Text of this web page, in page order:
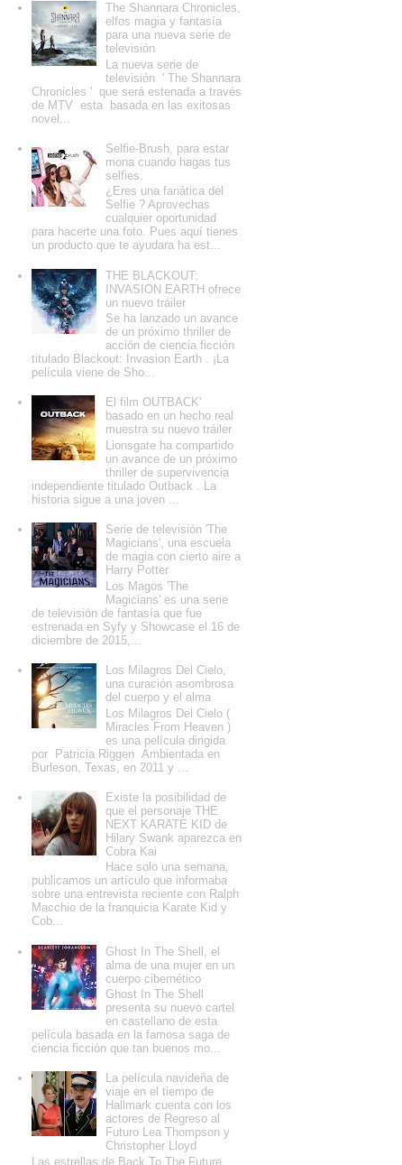
The Shannara Chronicles,
elfos magia y fantasía
para una nueva serie de
televisión
La nueva serie de
televisión ' The Shannara
Chronicles ' que será estenada a través
de MTV esta basada en las exitosas
novel...
Selfie-Brush, para estar
mona cuando hagas tus
selfies.
¿Eres una fanática del
Selfie ? Aprovechas
cualquier oportunidad
para hacerte una foto. Pues aquí tienes
un producto que te ayudara ha est...
THE BLACKOUT:
INVASION EARTH ofrece
un nuevo tráiler
Se ha lanzado un avance
de un próximo thriller de
acción de ciencia ficción
titulado Blackout: Invasion Earth . ¡La
película viene de Sho...
El film OUTBACK'
basado en un hecho real
muestra su nuevo tráiler
Lionsgate ha compartido
un avance de un próximo
thriller de supervivencia
independiente titulado Outback . La
historia sigue a una joven ...
Serie de televisión 'The
Magicians', una escuela
de magia con cierto aire a
Harry Potter
Los Magos 'The
Magicians' es una serie
de televisión de fantasía que fue
estrenada en Syfy y Showcase el 16 de
diciembre de 2015,...
Los Milagros Del Cielo,
una curación asombrosa
del cuerpo y el alma
Los Milagros Del Cielo (
Miracles From Heaven )
es una película dirigida
por Patricia Riggen Ambientada en
Burleson, Texas, en 2011 y ...
Existe la posibilidad de
que el personaje THE
NEXT KARATE KID de
Hilary Swank aparezca en
Cobra Kai
Hace solo una semana,
publicamos un artículo que informaba
sobre una entrevista reciente con Ralph
Macchio de la franquicia Karate Kid y
Cob...
Ghost In The Shell, el
alma de una mujer en un
cuerpo cibernético
Ghost In The Shell
presenta su nuevo cartel
en castellano de esta
película basada en la famosa saga de
ciencia ficción que tan buenos mo...
La película navideña de
viaje en el tiempo de
Hallmark cuenta con los
actores de Regreso al
Futuro Lea Thompson y
Christopher Lloyd
Las estrellas de Back To The Future